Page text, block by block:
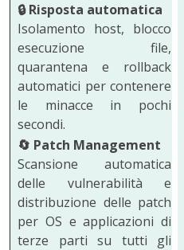
🔒Risposta automatica
Isolamento host, blocco
esecuzione file,
quarantena e rollback
automatici per contenere
le minacce in pochi
secondi.
🔄 Patch Management
Scansione automatica
delle vulnerabilità e
distribuzione delle patch
per OS e applicazioni di
terze parti su tutti gli